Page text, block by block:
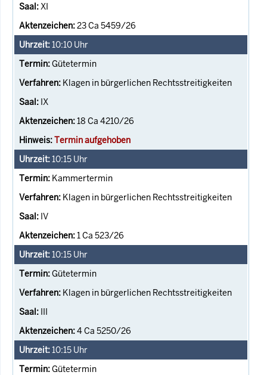
XI
23 Ca 5459/26
10:10 Uhr
Gütetermin
Klagen in bürgerlichen Rechtsstreitigkeiten
IX
18 Ca 4210/26
Termin aufgehoben
10:15 Uhr
Kammertermin
Klagen in bürgerlichen Rechtsstreitigkeiten
IV
1 Ca 523/26
10:15 Uhr
Gütetermin
Klagen in bürgerlichen Rechtsstreitigkeiten
III
4 Ca 5250/26
10:15 Uhr
Gütetermin